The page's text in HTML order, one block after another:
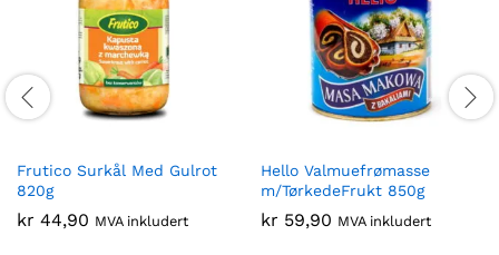
Frutico Surkål Med Gulrot
820g
kr 44,90 MVA inkludert
Hello Valmuefrømasse
m/TørkedeFrukt 850g
kr 59,90 MVA inkludert